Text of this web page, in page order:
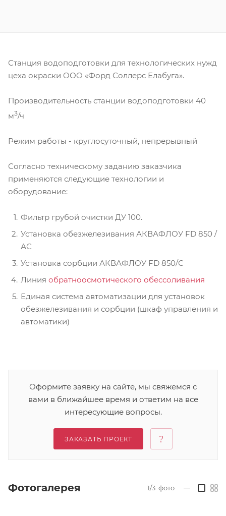
Станция водоподготовки для технологических нужд
цеха окраски ООО «Форд Соллерс Елабуга».
Производительность станции водоподготовки 40
м3/ч
Режим работы - круглосуточный, непрерывный
Согласно техническому заданию заказчика
применяются следующие технологии и
оборудование:
Фильтр грубой очистки ДУ 100.
Установка обезжелезивания АКВАФЛОУ FD 850 /
АС
Установка сорбции АКВАФЛОУ FD 850/С
Линия обратноосмотического обессоливания
Единая система автоматизации для установок
обезжелезивания и сорбции (шкаф управления и
автоматики)
Оформите заявку на сайте, мы свяжемся с
вами в ближайшее время и ответим на все
интересующие вопросы.
ЗАКАЗАТЬ ПРОЕКТ
Фотогалерея 1/3 фото